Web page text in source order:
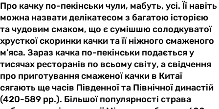
Про качку по-пекінськи чули, мабуть, усі. Її навіть
можна назвати делікатесом з багатою історією
та чудовим смаком, що є сумішшю солодкуватої
хрусткої скоринки качки та її ніжного смаженого
м’яса. Зараз качка по-пекінськи подається у
тисячах ресторанів по всьому світу, а свідчення
про приготування смаженої качки в Китаї
сягають ще часів Південної та Північної династій
(420-589 рр.). Більшої популярності страва